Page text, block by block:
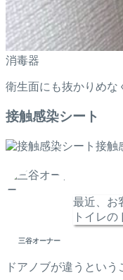
消毒器
衛生面にも抜かりめな
接触感染シート
接触
三谷オーナー
最近、お
トイレの
ドアノブが違うという